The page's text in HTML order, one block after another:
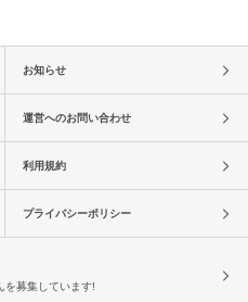
お知らせ
運営へのお問い合わせ
利用規約
プライバシーポリシー
を募集しています!